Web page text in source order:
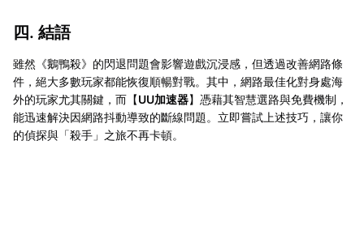
四. 結語
雖然《鵝鴨殺》的閃退問題會影響遊戲沉浸感，但透過改善網路條
件，絕大多數玩家都能恢復順暢對戰。其中，網路最佳化對身處海
外的玩家尤其關鍵，而【UU加速器】憑藉其智慧選路與免費機制，
能迅速解決因網路抖動導致的斷線問題。立即嘗試上述技巧，讓你
的偵探與「殺手」之旅不再卡頓。